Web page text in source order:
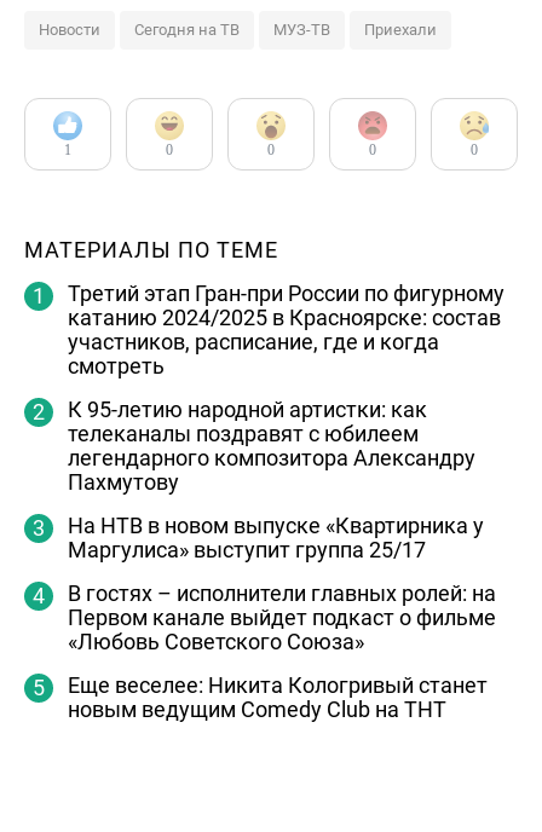
Новости Сегодня на ТВ МУЗ-ТВ Приехали
1 0 0 0 0
МАТЕРИАЛЫ ПО ТЕМЕ
Третий этап Гран-при России по фигурному
катанию 2024/2025 в Красноярске: состав
участников, расписание, где и когда
смотреть
К 95-летию народной артистки: как
телеканалы поздравят с юбилеем
легендарного композитора Александру
Пахмутову
На НТВ в новом выпуске «Квартирника у
Маргулиса» выступит группа 25/17
В гостях – исполнители главных ролей: на
Первом канале выйдет подкаст о фильме
«Любовь Советского Союза»
Еще веселее: Никита Кологривый станет
новым ведущим Comedy Club на ТНТ